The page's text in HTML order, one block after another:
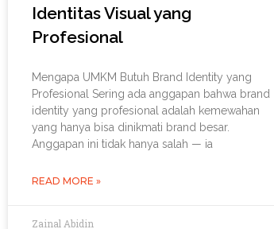
Identitas Visual yang
Profesional
Mengapa UMKM Butuh Brand Identity yang
Profesional Sering ada anggapan bahwa brand
identity yang profesional adalah kemewahan
yang hanya bisa dinikmati brand besar.
Anggapan ini tidak hanya salah — ia
READ MORE »
Zainal Abidin